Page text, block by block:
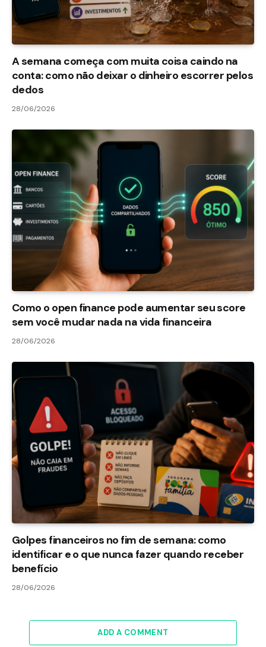
A semana começa com muita coisa caindo na
conta: como não deixar o dinheiro escorrer pelos
dedos
28/06/2026
Como o open finance pode aumentar seu score
sem você mudar nada na vida financeira
28/06/2026
Golpes financeiros no fim de semana: como
identificar e o que nunca fazer quando receber
benefício
28/06/2026
ADD A COMMENT